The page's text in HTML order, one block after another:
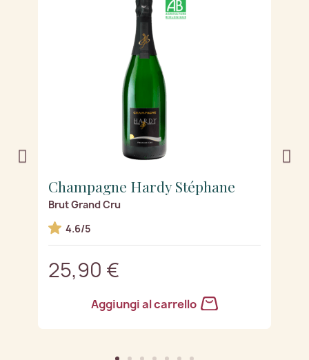
Champagne Hardy Stéphane
Brut Grand Cru
4.6/5
25,90 €
Aggiungi al carrello